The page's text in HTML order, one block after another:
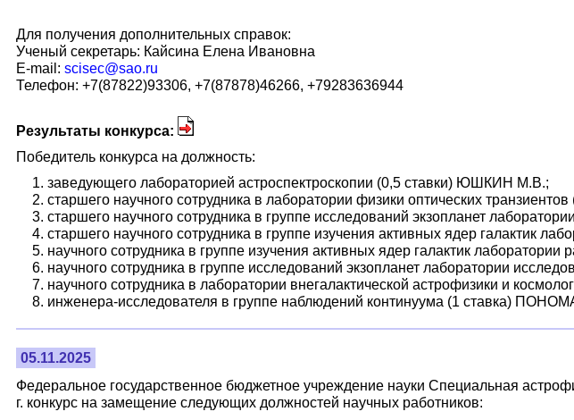
Для получения дополнительных справок:
Ученый секретарь: Кайсина Елена Ивановна
E-mail:scisec@sao.ru
Телефон: +7(87822)93306, +7(87878)46266, +79283636944
Результаты конкурса:
Победитель конкурса на должность:
заведующего лабораторией астроспектроскопии (0,5 ставки) ЮШКИН М.В.;
старшего научного сотрудника в лаборатории физики оптических
старшего научного сотрудника в группе исследований экзопланет
старшего научного сотрудника в группе изучения активных ядер галактик
научного сотрудника в группе изучения активных ядер галактик
научного сотрудника в группе исследований экзопланет лаборатории
научного сотрудника в лаборатории внегалактической астрофизики и
инженера-исследователя в группе наблюдений континуума (1 ставка)
05.11.2025
Федеральное государственное бюджетное учреждение науки Специальная
г. конкурс на замещение следующих должностей научных работников: